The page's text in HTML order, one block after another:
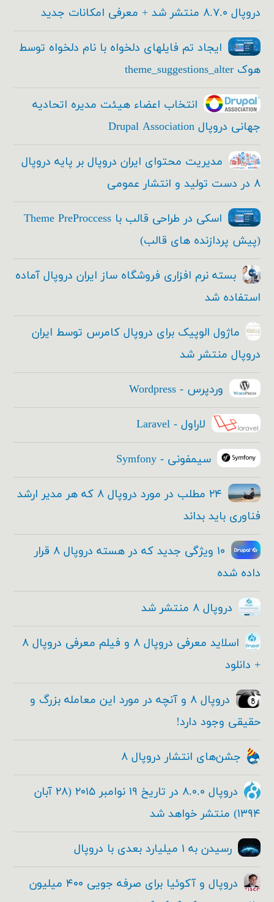
دروپال ۸.۷.۰ منتشر شد + معرفی امکانات جدید
ایجاد تم فایلهای دلخواه با نام دلخواه توسط
هوک theme_suggestions_alter
انتخاب اعضاء هیئت مدیره اتحادیه
جهانی دروپال Drupal Association
مدیریت محتوای ایران دروپال بر پایه دروپال
۸ در دست تولید و انتشار عمومی
اسکی در طراحی قالب با Theme PreProccess
(پیش پردازنده های قالب)
بسته نرم افزاری فروشگاه ساز ایران دروپال آماده
استفاده شد
ماژول الوپیک برای دروپال کامرس توسط ایران
دروپال منتشر شد
وردپرس - Wordpress
لاراول - Laravel
سیمفونی - Symfony
۲۴ مطلب در مورد دروپال ۸ که هر مدیر ارشد
فناوری باید بداند
۱۰ ویژگی جدید که در هسته دروپال ۸ قرار
داده شده
دروپال ۸ منتشر شد
اسلاید معرفی دروپال ۸ و فیلم معرفی دروپال ۸
+ دانلود
دروپال ۸ و آنچه در مورد این معامله بزرگ و
حقیقی وجود دارد!
جشن‌های انتشار دروپال ۸
دروپال ۸.۰.۰ در تاریخ ۱۹ نوامبر ۲۰۱۵ (۲۸ آبان
۱۳۹۴) منتشر خواهد شد
رسیدن به ۱ میلیارد بعدی با دروپال
دروپال و آکوئیا برای صرفه جویی ۴۰۰ میلیون